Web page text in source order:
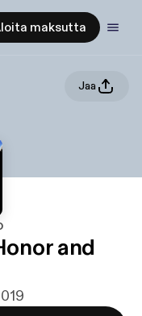
maksutta
Jaa
and